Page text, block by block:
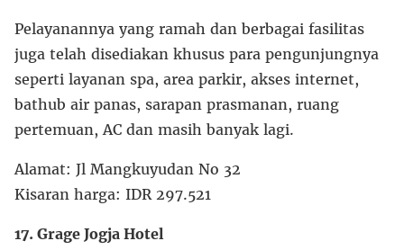
Pelayanannya yang ramah dan berbagai fasilitas
juga telah disediakan khusus para pengunjungnya
seperti layanan spa, area parkir, akses internet,
bathub air panas, sarapan prasmanan, ruang
pertemuan, AC dan masih banyak lagi.
Alamat: Jl Mangkuyudan No 32
Kisaran harga: IDR 297.521
17. Grage Jogja Hotel